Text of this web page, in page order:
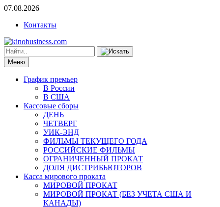
07.08.2026
Контакты
Меню
График премьер
В России
В США
Кассовые сборы
ДЕНЬ
ЧЕТВЕРГ
УИК-ЭНД
ФИЛЬМЫ ТЕКУЩЕГО ГОДА
РОССИЙСКИЕ ФИЛЬМЫ
ОГРАНИЧЕННЫЙ ПРОКАТ
ДОЛЯ ДИСТРИБЬЮТОРОВ
Касса мирового проката
МИРОВОЙ ПРОКАТ
МИРОВОЙ ПРОКАТ (БЕЗ УЧЕТА США И
КАНАДЫ)